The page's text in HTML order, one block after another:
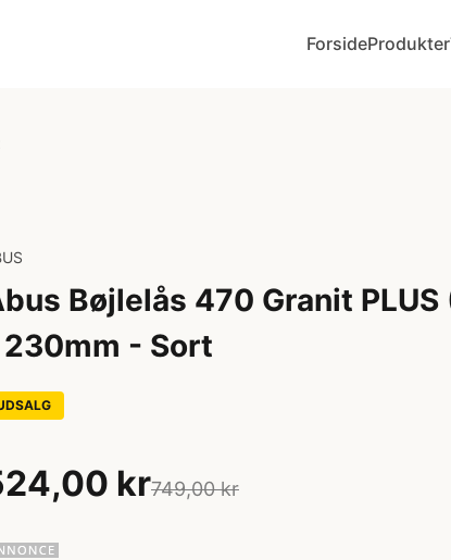
ForsideProdukter
Bøjlelås 470 Granit PLUS
- Sort
kr749,00 kr